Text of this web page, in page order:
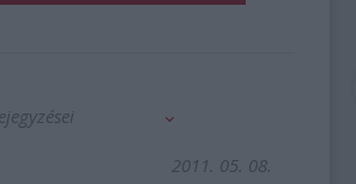
2011. 05. 08.